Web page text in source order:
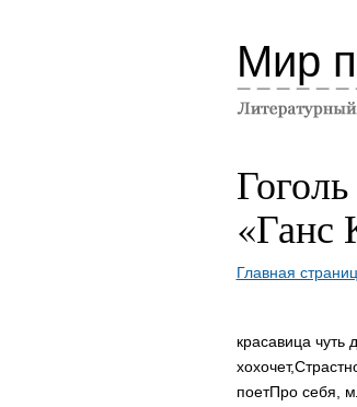
Мир
«Ганс
Главная
красавица чуть
хохочет,
поетПро себя,